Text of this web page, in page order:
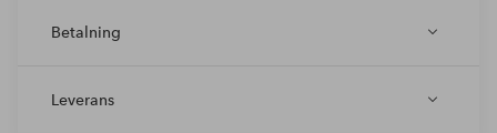
Betalning
Leverans